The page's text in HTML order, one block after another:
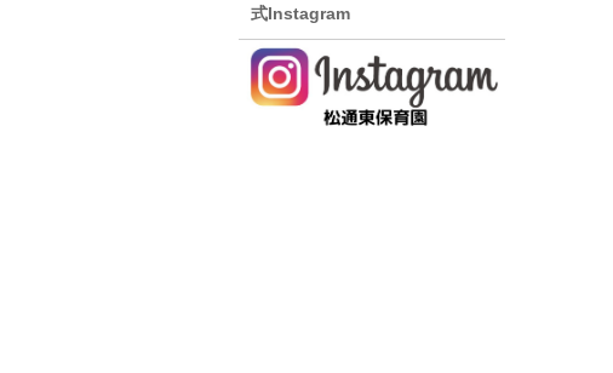
式Instagram